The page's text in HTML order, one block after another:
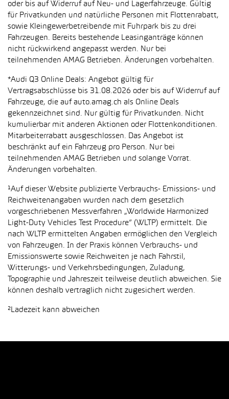
oder bis auf Widerruf auf Neu- und Lagerfahrzeuge. Gültig
für Privatkunden und natürliche Personen mit Flottenrabatt,
sowie Kleingewerbetreibende mit Fuhrpark bis zu drei
Fahrzeugen. Bereits bestehende Leasinganträge können
nicht rückwirkend angepasst werden. Nur bei
teilnehmenden AMAG Betrieben. Änderungen vorbehalten.
*Audi Q3 Online Deals: Angebot gültig für
Vertragsabschlüsse bis 31.08.2026 oder bis auf Widerruf auf
Fahrzeuge, die auf auto.amag.ch als Online Deals
gekennzeichnet sind. Nur gültig für Privatkunden. Nicht
kumulierbar mit anderen Aktionen oder Flottenkonditionen.
Mitarbeiterrabatt ausgeschlossen. Das Angebot ist
beschränkt auf ein Fahrzeug pro Person. Nur bei
teilnehmenden AMAG Betrieben und solange Vorrat.
Änderungen vorbehalten.
¹Auf dieser Website publizierte Verbrauchs- Emissions- und
Reichweitenangaben wurden nach dem gesetzlich
vorgeschriebenen Messverfahren „Worldwide Harmonized
Light-Duty Vehicles Test Procedure“ (WLTP) ermittelt. Die
nach WLTP ermittelten Angaben ermöglichen den Vergleich
von Fahrzeugen. In der Praxis können Verbrauchs- und
Emissionswerte sowie Reichweiten je nach Fahrstil,
Witterungs- und Verkehrsbedingungen, Zuladung,
Topographie und Jahreszeit teilweise deutlich abweichen. Sie
können deshalb vertraglich nicht zugesichert werden.
²Ladezeit kann abweichen